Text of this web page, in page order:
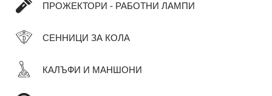
ПРОЖЕКТОРИ - РАБОТНИ ЛАМПИ
СЕННИЦИ ЗА КОЛА
КАЛЪФИ И МАНШОНИ